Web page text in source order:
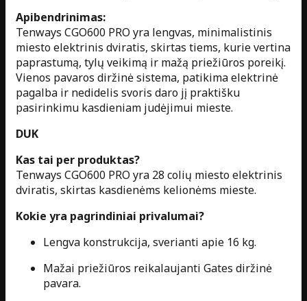
Apibendrinimas:
Tenways CGO600 PRO yra lengvas, minimalistinis
miesto elektrinis dviratis, skirtas tiems, kurie vertina
paprastumą, tylų veikimą ir mažą priežiūros poreikį.
Vienos pavaros diržinė sistema, patikima elektrinė
pagalba ir nedidelis svoris daro jį praktišku
pasirinkimu kasdieniam judėjimui mieste.
DUK
Kas tai per produktas?
Tenways CGO600 PRO yra 28 colių miesto elektrinis
dviratis, skirtas kasdienėms kelionėms mieste.
Kokie yra pagrindiniai privalumai?
Lengva konstrukcija, sverianti apie 16 kg.
Mažai priežiūros reikalaujanti Gates diržinė
pavara.